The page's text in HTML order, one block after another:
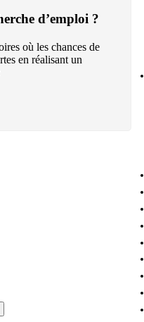
d’emploi ?
où les chances de
en réalisant un